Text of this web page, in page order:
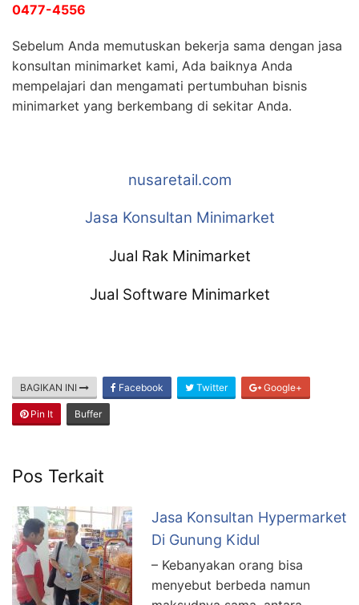
0477-4556
Sebelum Anda memutuskan bekerja sama dengan jasa
konsultan minimarket kami, Ada baiknya Anda
mempelajari dan mengamati pertumbuhan bisnis
minimarket yang berkembang di sekitar Anda.
nusaretail.com
Jasa Konsultan Minimarket
Jual Rak Minimarket
Jual Software Minimarket
BAGIKAN INI Facebook Twitter Google+
Pin It Buffer
Pos Terkait
Jasa Konsultan Hypermarket
Di Gunung Kidul
– Kebanyakan orang bisa
menyebut berbeda namun